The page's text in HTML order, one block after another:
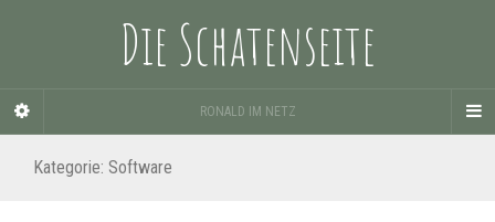
Die Schatenseite
RONALD IM NETZ
Kategorie: Software